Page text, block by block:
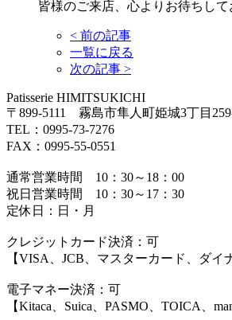
皆様のご来店、心よりお待ちして
< 前の記事
一覧に戻る
次の記事 >
Patisserie HIMITSUKICHI
〒899-5111 霧島市隼人町姫城3丁目
TEL：0995-73-7276
FAX：0995-55-0551
通常営業時間 10：30～18：00
祝日営業時間 10：30～17：30
定休日：日・月
クレジットカード決済：可
【VISA、JCB、マスターカード、ダ
電子マネー決済：可
【Kitaca、Suica、PASMO、TOICA、